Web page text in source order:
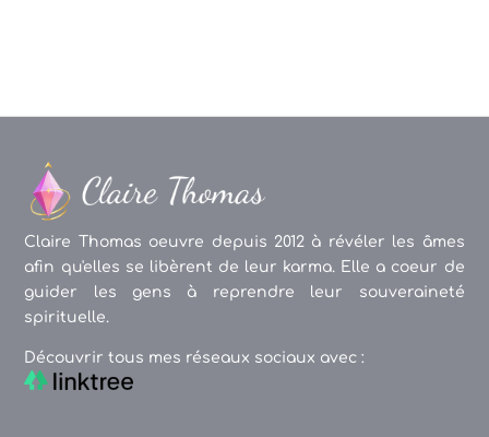
Claire Thomas oeuvre depuis 2012 à révéler les âmes
afin qu'elles se libèrent de leur karma. Elle a coeur de
guider les gens à reprendre leur souveraineté
spirituelle.
Découvrir tous mes réseaux sociaux avec :